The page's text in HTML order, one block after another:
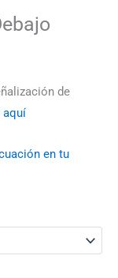
de
aquí
en tu